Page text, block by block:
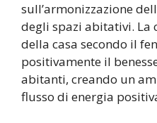
sull’armonizzazione
degli spazi abitativi. La
della casa secondo il
positivamente il
abitanti, creando un
flusso di energia